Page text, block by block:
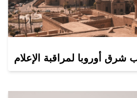
شرق أوروبا لمراقبة الإعلام